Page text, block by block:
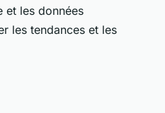
et les données
les tendances et les